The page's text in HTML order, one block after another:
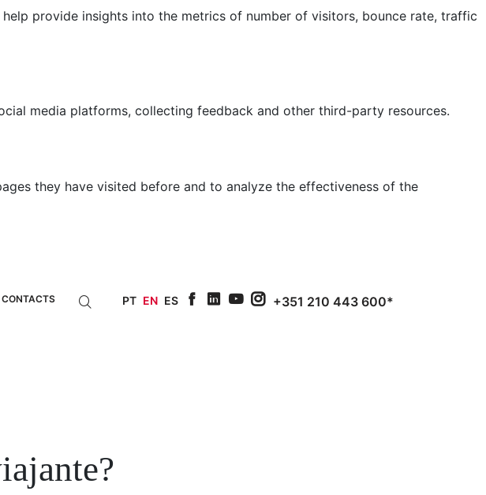
provide insights into the metrics of number of visitors, bounce rate, traffic
media platforms, collecting feedback and other third-party resources.
they have visited before and to analyze the effectiveness of the
CONTACTS PT EN ES +351 210 443 600*